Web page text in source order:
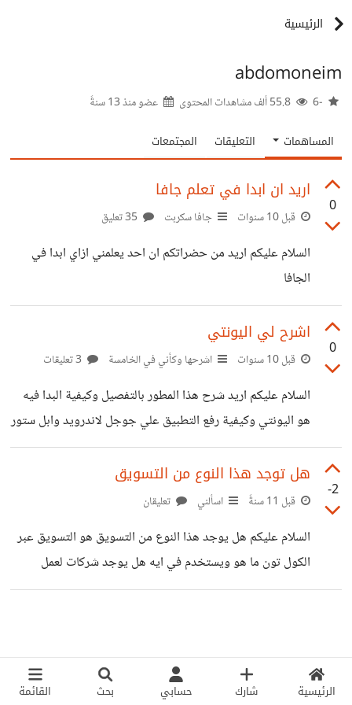
الرئيسية شارك حسابي بحث القائمة
الرئيسية
abdomoneim
-6 عضو منذ13 سنةً
المساهمات التعليقات المجتمعات
0
اريد ان ابدا في تعلم جافا
قبل 10 سنوات جافا سكربت
السلام عليكم اريد من حضراتكم ان احد يعلمني ازاي ابدا في
الجافا
0
اشرح لي اليونتي
قبل 10 سنوات اشرحها وكأني في الخامسة
السلام عليكم اريد شرح هذا المطور بالتفصيل وكيفية البدا فيه
هو اليونتي وكيفية رفع التطبيق علي جوجل لاندرويد وابل ستور
وشكرا
-2
هل توجد هذا النوع من التسويق
قبل 11 سنةً اسألني تعليقان
السلام عليكم هل يوجد هذا النوع من التسويق هو التسويق عبر
الكول تون ما هو ويستخدم في ايه هل يوجد شركات لعمل
تسويق من خلاله